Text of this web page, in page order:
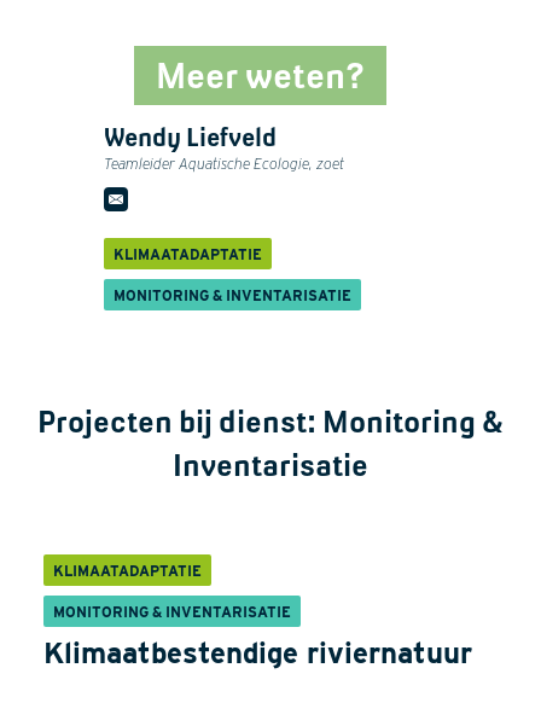
Meer weten?
Wendy Liefveld
Teamleider Aquatische Ecologie, zoet
KLIMAATADAPTATIE
MONITORING & INVENTARISATIE
Projecten bij dienst: Monitoring &
Inventarisatie
KLIMAATADAPTATIE
MONITORING & INVENTARISATIE
Klimaatbestendige riviernatuur